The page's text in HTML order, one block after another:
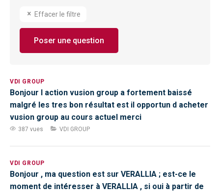
Effacer le filtre
Poser une question
VDI GROUP
Bonjour l action vusion group a fortement baissé
malgré les tres bon résultat est il opportun d acheter
vusion group au cours actuel merci
387 vues VDI GROUP
VDI GROUP
Bonjour , ma question est sur VERALLIA ; est-ce le
moment de intéresser à VERALLIA , si oui à partir de